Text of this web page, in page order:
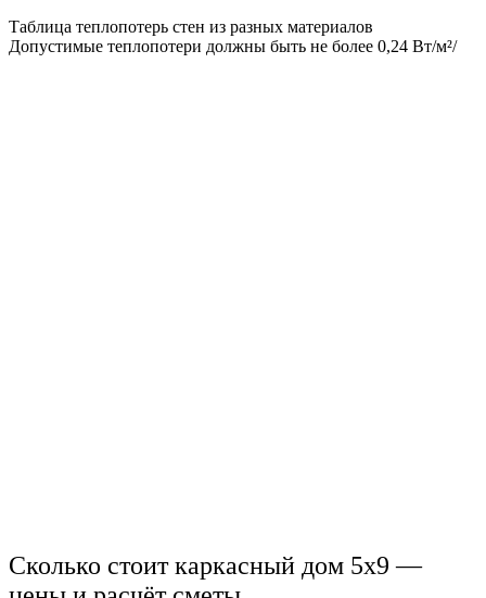
Таблица теплопотерь стен из разных материалов
Допустимые теплопотери должны быть не более 0,24 Вт/м²/
Сколько стоит каркасный дом 5х9 —